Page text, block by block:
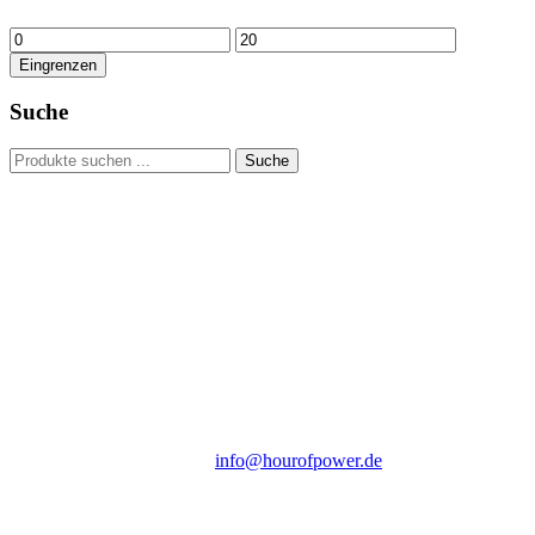
Min.
Preis
Max.
Preis
Eingrenzen
Suche
Suchen
nach:
Suche
info@hourofpower.de